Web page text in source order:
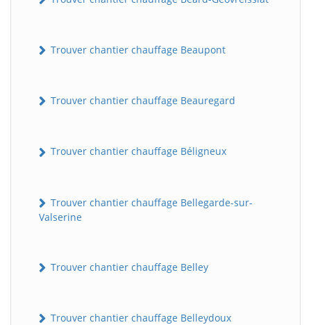
Trouver chantier chauffage Beaupont
Trouver chantier chauffage Beauregard
Trouver chantier chauffage Béligneux
Trouver chantier chauffage Bellegarde-sur-
Valserine
Trouver chantier chauffage Belley
Trouver chantier chauffage Belleydoux